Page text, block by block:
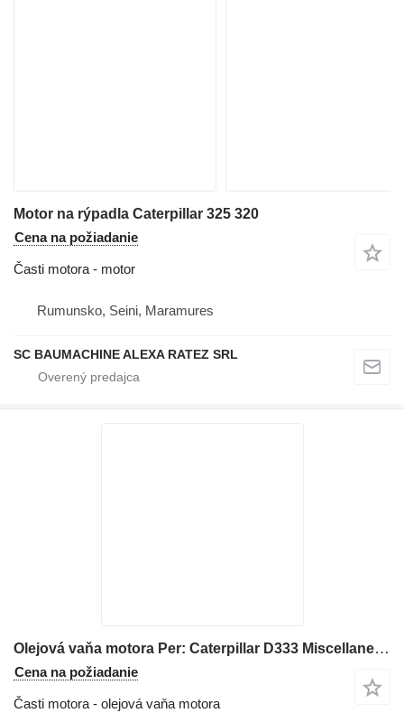
Motor na rýpadla Caterpillar 325 320
Cena na požiadanie
Časti motora - motor
Rumunsko, Seini, Maramures
SC BAUMACHINE ALEXA RATEZ SRL
Olejová vaňa motora Per: Caterpillar D333 Miscellanea C 8M2931 na buldozéra Caterpillar D6B
Cena na požiadanie
Časti motora - olejová vaňa motora